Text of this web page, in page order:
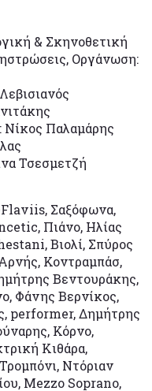
& Σκηνοθετική
Οργάνωση:
Παλαμάρης
Τσεσμετζή
Σαξόφωνα,
Πιάνο, Ηλίας
Βιολί, Σπύρος
Κοντραμπάσ,
Βεντουράκης,
Φάνης Βερνίκος,
performer, Δημήτρης
Κόρνο,
Κιθάρα,
Ντόριαν
Mezzo Soprano,